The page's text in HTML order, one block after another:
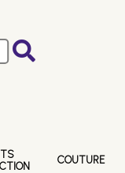
COUTURE